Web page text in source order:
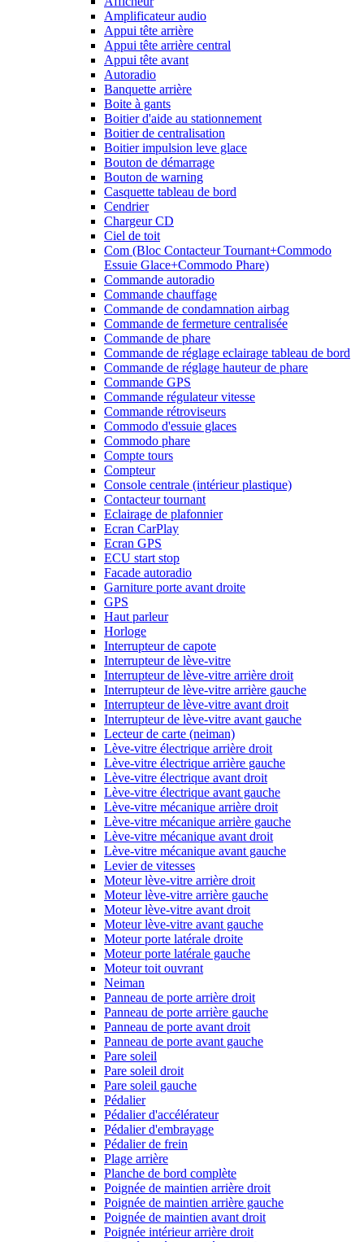
Amplificateur audio
Appui tête arrière
Appui tête arrière central
Appui tête avant
Autoradio
Banquette arrière
Boite à gants
Boitier d'aide au stationnement
Boitier de centralisation
Boitier impulsion leve glace
Bouton de démarrage
Bouton de warning
Casquette tableau de bord
Cendrier
Chargeur CD
Ciel de toit
Com (Bloc Contacteur Tournant+Commodo
Essuie Glace+Commodo Phare)
Commande autoradio
Commande chauffage
Commande de condamnation airbag
Commande de fermeture centralisée
Commande de phare
Commande de réglage eclairage tableau de bord
Commande de réglage hauteur de phare
Commande GPS
Commande régulateur vitesse
Commande rétroviseurs
Commodo d'essuie glaces
Commodo phare
Compte tours
Compteur
Console centrale (intérieur plastique)
Contacteur tournant
Eclairage de plafonnier
Ecran CarPlay
Ecran GPS
ECU start stop
Facade autoradio
Garniture porte avant droite
GPS
Haut parleur
Horloge
Interrupteur de capote
Interrupteur de lève-vitre
Interrupteur de lève-vitre arrière droit
Interrupteur de lève-vitre arrière gauche
Interrupteur de lève-vitre avant droit
Interrupteur de lève-vitre avant gauche
Lecteur de carte (neiman)
Lève-vitre électrique arrière droit
Lève-vitre électrique arrière gauche
Lève-vitre électrique avant droit
Lève-vitre électrique avant gauche
Lève-vitre mécanique arrière droit
Lève-vitre mécanique arrière gauche
Lève-vitre mécanique avant droit
Lève-vitre mécanique avant gauche
Levier de vitesses
Moteur lève-vitre arrière droit
Moteur lève-vitre arrière gauche
Moteur lève-vitre avant droit
Moteur lève-vitre avant gauche
Moteur porte latérale droite
Moteur porte latérale gauche
Moteur toit ouvrant
Neiman
Panneau de porte arrière droit
Panneau de porte arrière gauche
Panneau de porte avant droit
Panneau de porte avant gauche
Pare soleil
Pare soleil droit
Pare soleil gauche
Pédalier
Pédalier d'accélérateur
Pédalier d'embrayage
Pédalier de frein
Plage arrière
Planche de bord complète
Poignée de maintien arrière droit
Poignée de maintien arrière gauche
Poignée de maintien avant droit
Poignée intérieur arrière droit